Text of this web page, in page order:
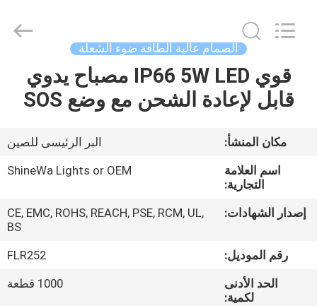
المنزل
فيديوهات
حولنا
جولة
Reserved.
الصمام عالية الطاقة ضوء الشعلة
قوي IP66 5W LED مصباح يدوي
قابل لإعادة الشحن مع وضع SOS
مكان المنشأ:
البر الرئيسى للصين
اسم العلامة
التجارية:
ShineWa Lights or OEM
إصدار الشهادات:
CE, EMC, ROHS, REACH, PSE, RCM, UL,
BS
رقم الموديل:
FLR252
الحد الأدنى
لكمية:
1000 قطعة